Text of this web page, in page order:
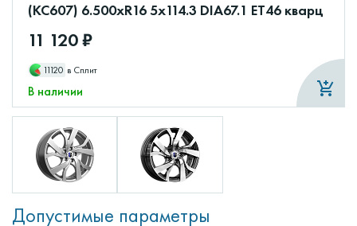
(КС607) 6.500xR16 5x114.3 DIA67.1 ET46 кварц
11 120 ₽
11120 в Сплит
В наличии
Допустимые параметры